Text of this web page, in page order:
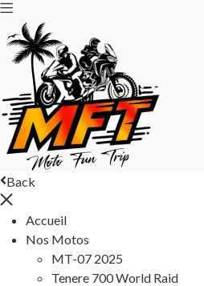
Back
Accueil
Nos Motos
MT-07 2025
Tenere 700 World Raid